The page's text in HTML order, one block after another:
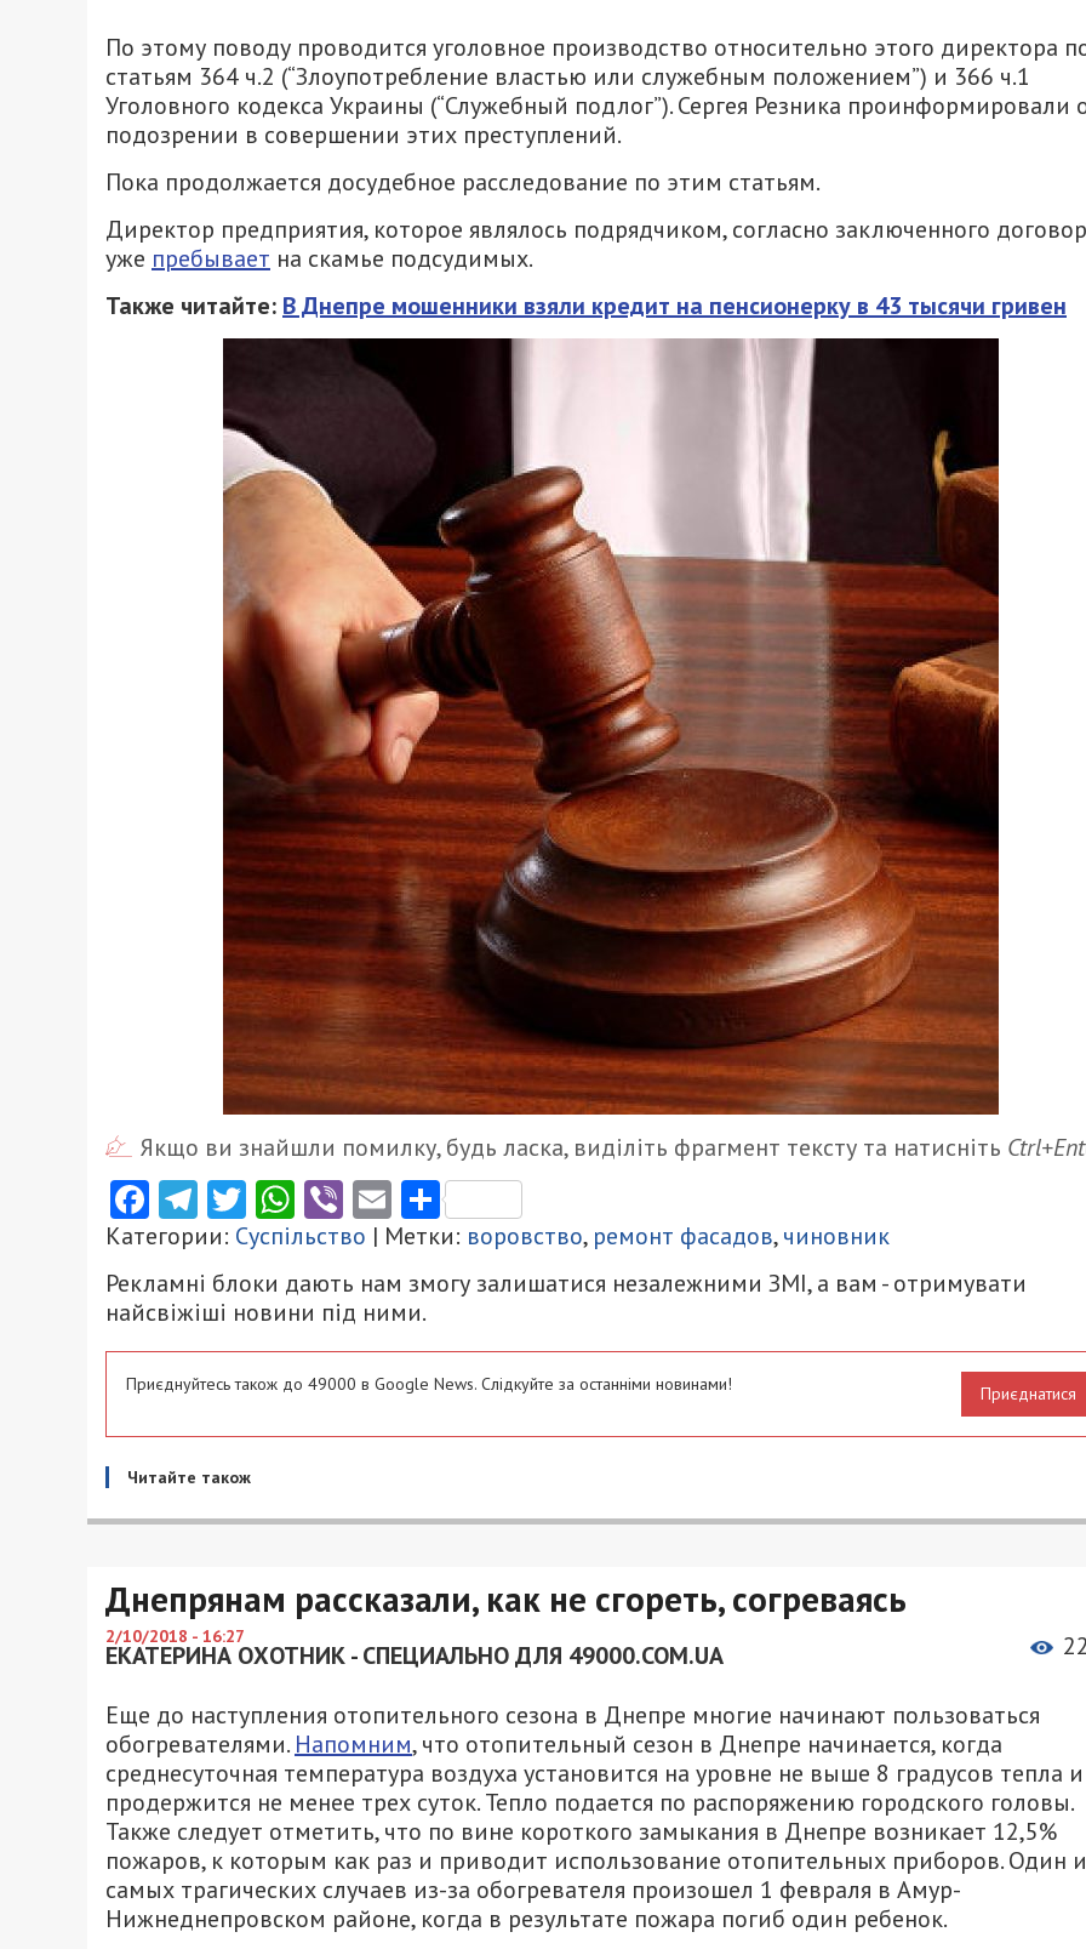
По этому поводу проводится уголовное производство относительно этого директора
статьям 364 ч.2 (“Злоупотребление властью или служебным положением”) и 366 ч.1
Уголовного кодекса Украины (“Служебный подлог”). Сергея Резника проинформировали
подозрении в совершении этих преступлений.
Пока продолжается досудебное расследование по этим статьям.
Директор предприятия, которое являлось подрядчиком, согласно заключенного
уже пребывает на скамье подсудимых.
Также читайте: В Днепре мошенники взяли кредит на пенсионерку в 43 тысячи гривен
Якщо ви знайшли помилку, будь ласка, виділіть фрагмент тексту та натисніть
Facebook
Telegram
Twitter
WhatsApp
ViberEmailПоділитися
Категории: Суспільство | Метки: воровство, ремонт фасадов,чиновник
Рекламні блоки дають нам змогу залишатися незалежними ЗМІ, а вам - отримувати
найсвіжіші новини під ними.
Приєднуйтесь також до 49000 в Google News. Слідкуйте за останніми новинами! Приєднатися
Читайте також
Днепрянам рассказали, как не сгореть, согреваясь
2/10/2018 - 16:27
ЕКАТЕРИНА ОХОТНИК - СПЕЦИАЛЬНО ДЛЯ 49000.COM.UA
Еще до наступления отопительного сезона в Днепре многие начинают пользоваться
обогревателями. Напомним, что отопительный сезон в Днепре начинается, когда
среднесуточная температура воздуха установится на уровне не выше 8 градусов тепла и
продержится не менее трех суток. Тепло подается по распоряжению городского головы.
Также следует отметить, что по вине короткого замыкания в Днепре возникает 12,5%
пожаров, к которым как раз и приводит использование отопительных приборов. Один
самых трагических случаев из-за обогревателя произошел 1 февраля в Амур-
Нижнеднепровском районе, когда в результате пожара погиб один ребенок.